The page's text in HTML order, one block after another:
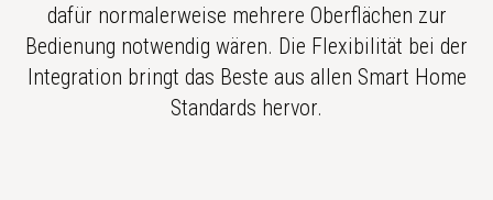
dafür normalerweise mehrere Oberflächen zur
Bedienung notwendig wären. Die Flexibilität bei der
Integration bringt das Beste aus allen Smart Home
Standards hervor.